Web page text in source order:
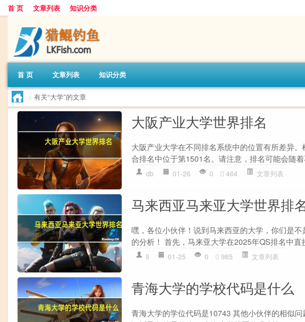
首 页 文章列表 知识分类
首 页 文章列表 知识分类
> 有关“大学”的文章
大阪产业大学世界排名
大阪产业大学在不同排名系统中的位置有所差异
合排名中位于第1501名。请注意，排名可能会随
db 01-26 0 464 文章列表
马来西亚马来亚大学世界排
嘿，各位小伙伴！说到马来西亚的大学，你们是
的分析！ 首先，马来亚大学在2025年QS排名中直
ll 01-25 0 985 文章列表
青海大学的学校代码是什么
青海大学的学位代码是10743 其他小伙伴的相似